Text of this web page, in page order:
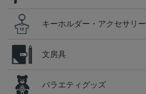
キーホルダー・アクセサリー
文房具
バラエティグッズ